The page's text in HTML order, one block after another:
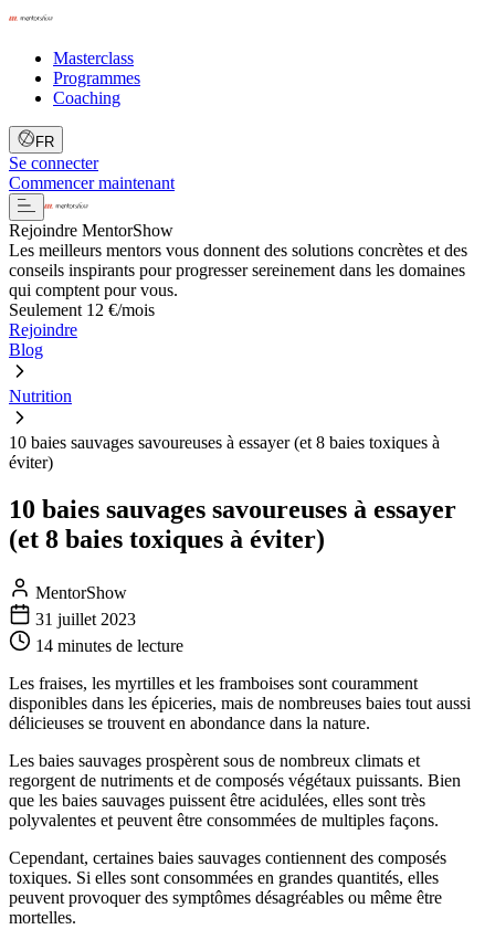
Masterclass
Programmes
Coaching
FR
Se connecter
Commencer maintenant
Rejoindre MentorShow
Les meilleurs mentors vous donnent des solutions concrètes et des
conseils inspirants pour progresser sereinement dans les domaines
qui comptent pour vous.
Seulement 12 €/mois
Rejoindre
Blog
Nutrition
10 baies sauvages savoureuses à essayer (et 8 baies toxiques à
éviter)
10 baies sauvages savoureuses à essayer
(et 8 baies toxiques à éviter)
MentorShow
31 juillet 2023
14 minutes de lecture
Les fraises, les myrtilles et les framboises sont couramment
disponibles dans les épiceries, mais de nombreuses baies tout aussi
délicieuses se trouvent en abondance dans la nature.
Les baies sauvages prospèrent sous de nombreux climats et
regorgent de nutriments et de composés végétaux puissants. Bien
que les baies sauvages puissent être acidulées, elles sont très
polyvalentes et peuvent être consommées de multiples façons.
Cependant, certaines baies sauvages contiennent des composés
toxiques. Si elles sont consommées en grandes quantités, elles
peuvent provoquer des symptômes désagréables ou même être
mortelles.